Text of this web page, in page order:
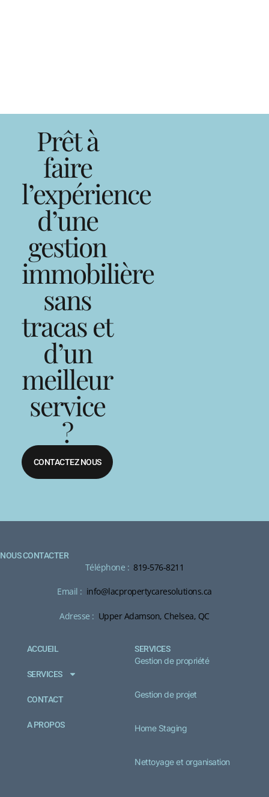
Prêt à
faire
l’expérience
d’une
gestion
immobilière
sans
tracas et
d’un
meilleur
service
?
CONTACTEZ NOUS
NOUS CONTACTER
Téléphone :819-576-8211
Email : info@lacpropertycaresolutions.ca
Adresse : Upper Adamson, Chelsea, QC
ACCUEIL
SERVICES
CONTACT
A PROPOS
SERVICES
Gestion de propriété
Gestion de projet
Home Staging
Nettoyage et organisation